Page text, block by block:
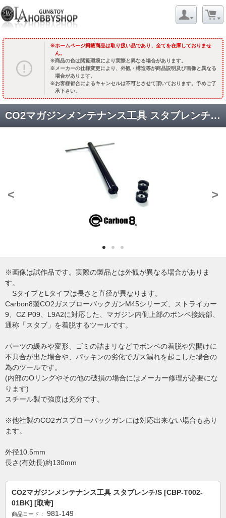
ホームページ掲載商品は取り扱い品であり、全てを在庫しておりませ
ん。
商品の色は閲覧環境により実際と異なる場合があります。
メーカーの仕様変更により、外観・構造等が商品説明及び画像と異なる
場合があります。
お客様都合によるキャンセルは不可とさせて頂いております。予めご了
承下さい。
CO2マガジンメンテナンス工具 スタブレンチ/S [CBP-T002-01BK] [取寄]
< >
※画像は試作品です。実際の製品とは外観が異なる場合がありま
す。
SタイプとLタイプは長さと直径が異なります。
Carbon8製CO2ガスブローバックガンM45シリーズ、ストライカー
9、CZ P09、L9A2に対応した、マガジン内側上部のボンベ接続部、
通称「スタブ」を着脱するツールです。
パーツの緩みや変形、ゴミの詰まリなどでボンベの着脱や穴開けに
不具合が出た場合や、パッキンの劣化でガス漏れを起こした場合の
為のツールです。
(内部のOリングやその他の破損の場合にはメーカー修理が必要にな
ります)
スチール製で強度は充分です。
※他社製のCO2ガスブローバックガンには対応出来ない場合もあり
ます。
外径10.5mm
長さ(有効長)約130mm
CO2マガジンメンテナンス工具 スタブレンチ/S [CBP-T002-
01BK] [取寄]
商品コード： 981-149